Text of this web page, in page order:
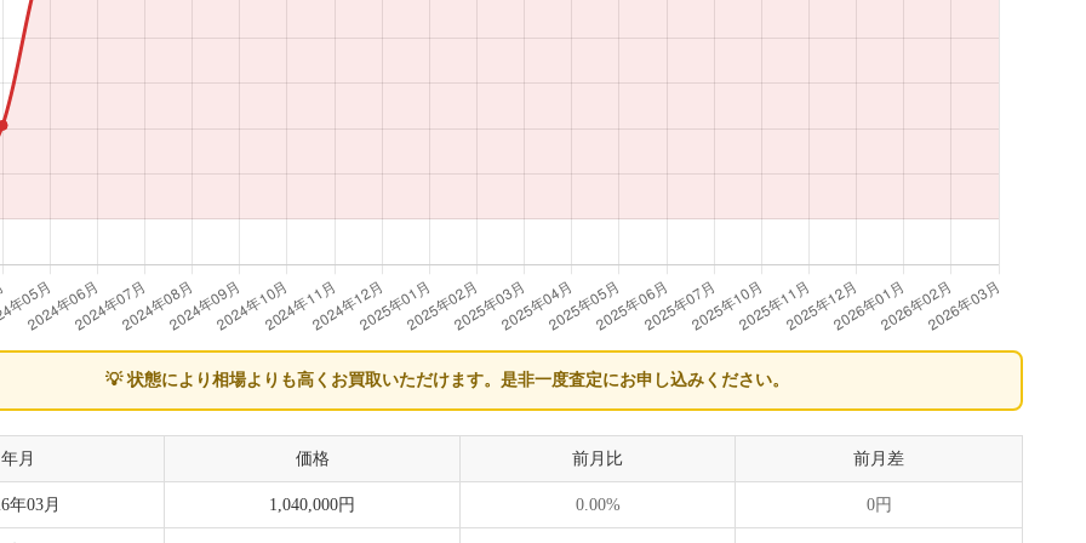
💡 状態により相場よりも高くお買取いただけます。 是非一度査定にお申し込みください。
年月 価格 前月比 前月差
年03月 1,040,000円 0.00% 0円